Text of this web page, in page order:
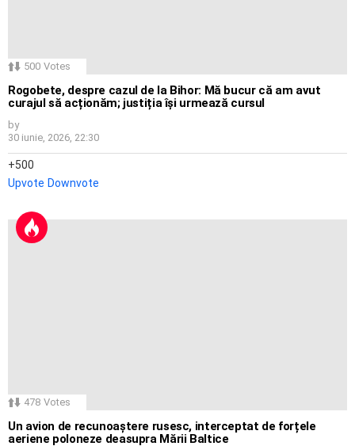
500 Votes
Rogobete, despre cazul de la Bihor: Mă bucur că am avut
curajul să acționăm; justiția își urmează cursul
by
30 iunie, 2026, 22:30
500
Upvote Downvote
478 Votes
Un avion de recunoaștere rusesc, interceptat de forțele
aeriene poloneze deasupra Mării Baltice